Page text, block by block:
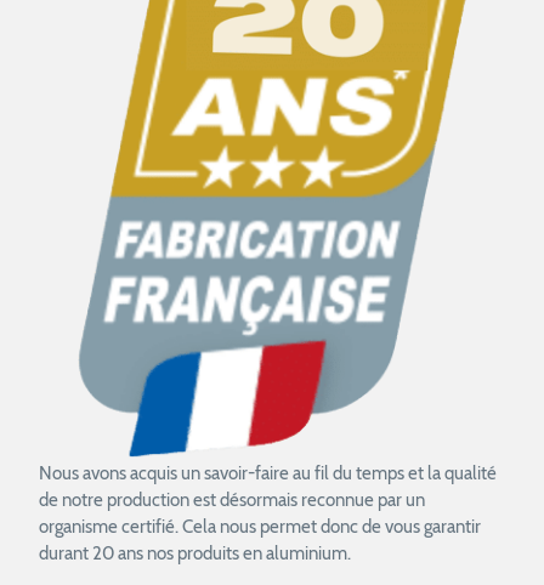
Nous avons acquis un savoir-faire au fil du temps et la qualité
de notre production est désormais reconnue par un
organisme certifié. Cela nous permet donc de vous garantir
durant 20 ans nos produits en aluminium.